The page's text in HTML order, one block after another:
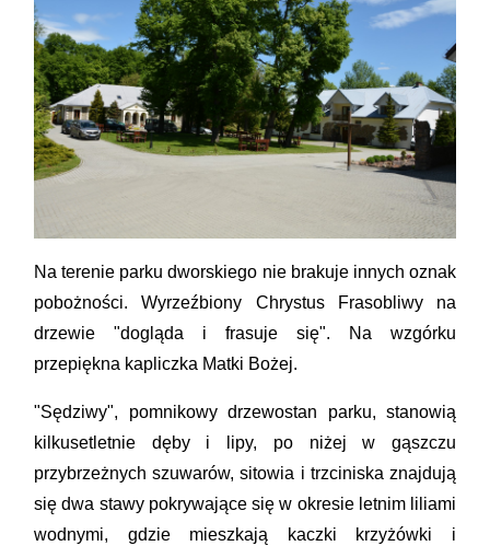
Na terenie parku dworskiego nie brakuje innych oznak
pobożności. Wyrzeźbiony Chrystus Frasobliwy na
drzewie "dogląda i frasuje się". Na wzgórku
przepiękna kapliczka Matki Bożej.
"Sędziwy", pomnikowy drzewostan parku, stanowią
kilkusetletnie dęby i lipy, po niżej w gąszczu
przybrzeżnych szuwarów, sitowia i trzciniska znajdują
się dwa stawy pokrywające się w okresie letnim liliami
wodnymi, gdzie mieszkają kaczki krzyżówki i